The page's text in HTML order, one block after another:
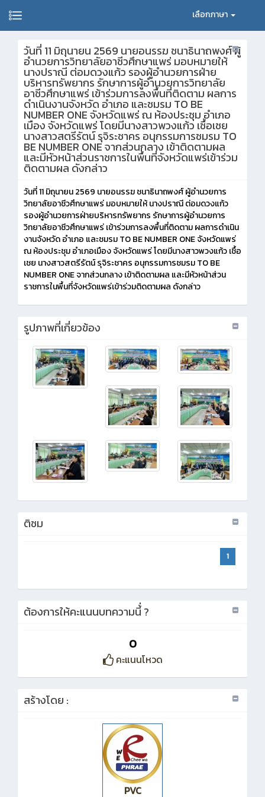
เลือกภาษา
วันที่ 11 มิถุนายน 2569 นายอนรรฆ ชนาธินาถพงศ์ ผู้
อำนวยการวิทยาลัยอาชีวศึกษาแพร่ มอบหมายให้
นางปราณี ต่อมดวงแก้ว รองผู้อำนวยการฝ่าย
บริหารทรัพยากร รักษาการผู้อำนวยการวิทยาลัย
อาชีวศึกษาแพร่ เข้าร่วมการลงพื้นที่ติดตาม ผลการ
ดำเนินงานจังหวัด อำเภอ และชมรม TO BE
NUMBER ONE จังหวัดแพร่ ณ ห้องประชุม อำเภอ
เมือง จังหวัดแพร่ โดยมีนางสาวพวงแก้ว เชื้อเชย
นางสาวสตรีรัตน์ รุจิระชาคร อนุกรรมการชมรม TO
BE NUMBER ONE จากส่วนกลาง เข้าติดตามผล
และมีหัวหน้าส่วนราชการในพื้นที่จังหวัดแพร่เข้าร่วม
ติดตามผล ดังกล่าว
วันที่ 11 มิถุนายน 2569 นายอนรรฆ ชนาธินาถพงศ์ ผู้อำนวยการ
วิทยาลัยอาชีวศึกษาแพร่ มอบหมายให้ นางปราณี ต่อมดวงแก้ว
รองผู้อำนวยการฝ่ายบริหารทรัพยากร รักษาการผู้อำนวยการ
วิทยาลัยอาชีวศึกษาแพร่ เข้าร่วมการลงพื้นที่ติดตาม ผลการดำเนิน
งานจังหวัด อำเภอ และชมรม TO BE NUMBER ONE จังหวัดแพร่
ณ ห้องประชุม อำเภอเมือง จังหวัดแพร่ โดยมีนางสาวพวงแก้ว เชื้อ
เชย นางสาวสตรีรัตน์ รุจิระชาคร อนุกรรมการชมรม TO BE
NUMBER ONE จากส่วนกลาง เข้าติดตามผล และมีหัวหน้าส่วน
ราชการในพื้นที่จังหวัดแพร่เข้าร่วมติดตามผล ดังกล่าว
รูปภาพที่เกี่ยวข้อง
ติชม
1
ต้องการให้คะแนนบทความนี้่ ?
0
คะแนนโหวด
สร้างโดย :
PVC